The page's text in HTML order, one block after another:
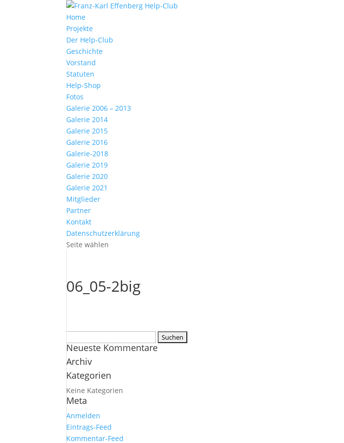
Home
Projekte
Der Help-Club
Geschichte
Vorstand
Statuten
Help-Shop
Fotos
Galerie 2006 – 2013
Galerie 2014
Galerie 2015
Galerie 2016
Galerie-2018
Galerie 2019
Galerie 2020
Galerie 2021
Mitglieder
Partner
Kontakt
Datenschutzerklärung
Seite wählen
06_05-2big
nach:
Neueste Kommentare
Archiv
Kategorien
Keine Kategorien
Meta
Anmelden
Eintrags-Feed
Kommentar-Feed